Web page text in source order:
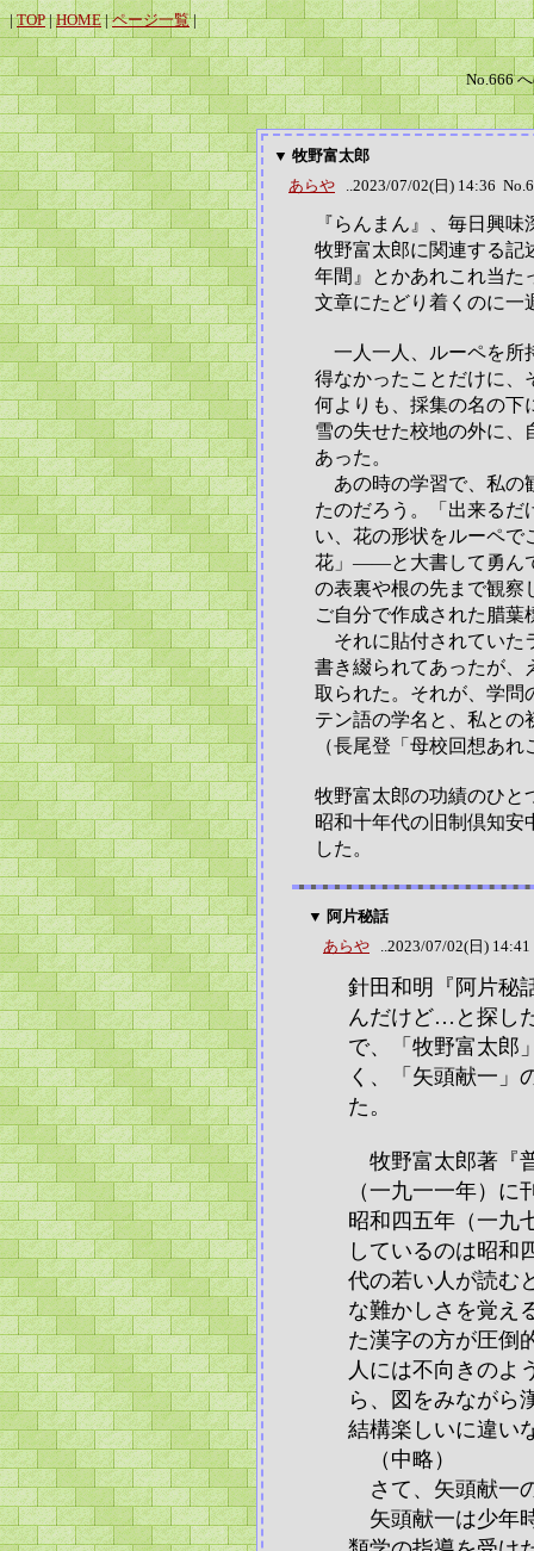
|TOP|HOME|ページ一覧|
No.666
▼ 牧野富太郎
あらや ..2023/07/02(日) 14:36
『らんまん』、毎日興
牧野富太郎に関連する
年間』とかあれこれ当た
文章にたどり着くのに一
一人一人、ルーペを所
得なかったことだけに、
何よりも、採集の名の下
雪の失せた校地の外に、
あった。
あの時の学習で、私の
たのだろう。「出来る
い、花の形状をルーペで
花」――と大書して勇ん
の表裏や根の先まで観
ご自分で作成された腊
それに貼付されていた
書き綴られてあったが、
取られた。それが、学
テン語の学名と、私との
（長尾登「母校回想あれ
牧野富太郎の功績のひと
昭和十年代の旧制倶知安
した。
▼ 阿片秘話
あらや ..2023/07/02(日)
針田和明『阿片秘
んだけど…と探し
で、「牧野富太郎
く、「矢頭献一」
た。
牧野富太郎著『
（一九一一年）
昭和四五年（一九
しているのは昭和
代の若い人が読む
な難かしさを覚え
た漢字の方が圧倒
人には不向きのよ
ら、図をみながら
結構楽しいに違い
（中略）
さて、矢頭献一
矢頭献一は少年